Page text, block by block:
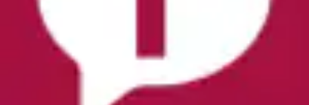
Gratis Paketversand ab 75€ Bestellwert
Speditionslieferung 39,99
GRATISLIEFERUNG mit dem Universal Vorteilsclub
Gratis Versand an einen Hermes PaketShop Ihrer
Wahl – ohne Mindestbestellwert